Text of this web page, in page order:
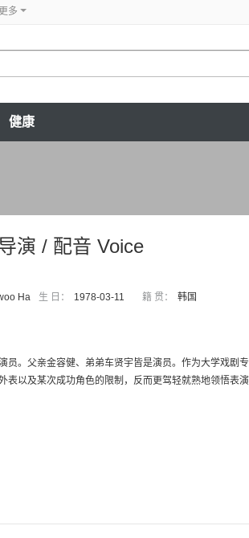
更多
健康
演 / 配音 Voice
Ha 生 日： 1978-03-11 籍 贯：
韩国
员。父亲金容健、弟弟车贤宇皆是演员。作为大学戏
表以及某次成功角色的限制，反而更驾轻就熟地领悟表